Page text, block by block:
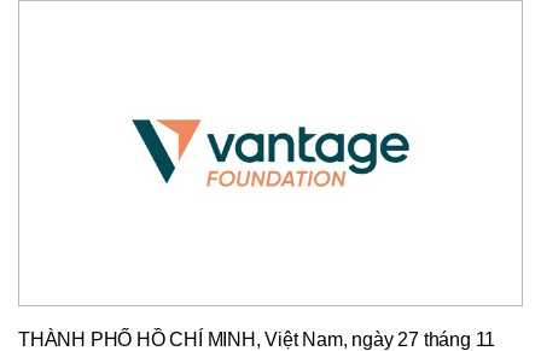
THÀNH PHỐ HỒ CHÍ MINH, Việt Nam, ngày 27 tháng 11